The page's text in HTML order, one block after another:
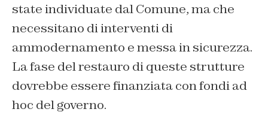
state individuate dal Comune, ma che
necessitano di interventi di
ammodernamento e messa in sicurezza.
La fase del restauro di queste strutture
dovrebbe essere finanziata con fondi ad
hoc del governo.